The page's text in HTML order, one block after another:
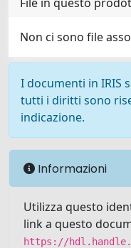
Non ci sono file
I documenti in IRIS
tutti i diritti sono
indicazione.
Informazioni
Utilizza questo
link a questo
https://